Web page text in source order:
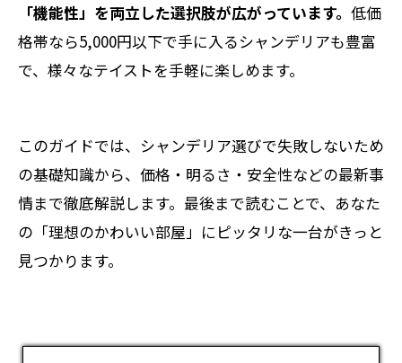
「機能性」を両立した選択肢が広がっています。 低価
格帯なら5,000円以下で手に入るシャンデリアも豊富
で、様々なテイストを手軽に楽しめます。
このガイドでは、シャンデリア選びで失敗しないため
の基礎知識から、価格・明るさ・安全性などの最新事
情まで徹底解説します。最後まで読むことで、あなた
の「理想のかわいい部屋」にピッタリな一台がきっと
見つかります。